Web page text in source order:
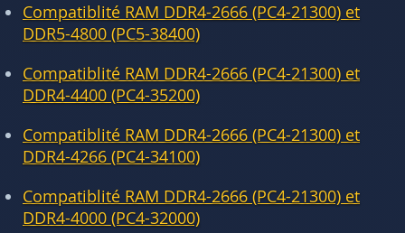
Compatiblité RAM DDR4-2666 (PC4-21300) et
DDR5-4800 (PC5-38400)
Compatiblité RAM DDR4-2666 (PC4-21300) et
DDR4-4400 (PC4-35200)
Compatiblité RAM DDR4-2666 (PC4-21300) et
DDR4-4266 (PC4-34100)
Compatiblité RAM DDR4-2666 (PC4-21300) et
DDR4-4000 (PC4-32000)